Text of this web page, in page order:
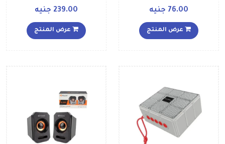
76.00 جنيه
عرض المنتج
239.00 جنيه
عرض المنتج